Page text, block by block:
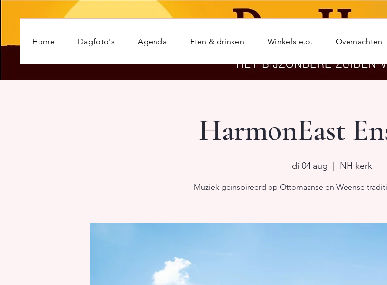
Home Dagfoto's Agenda Eten & drinken Winkels e.o. Overnachten
HarmonEast
di 04 aug NH kerk
Muziek geïnspireerd op Ottomaanse en Weense